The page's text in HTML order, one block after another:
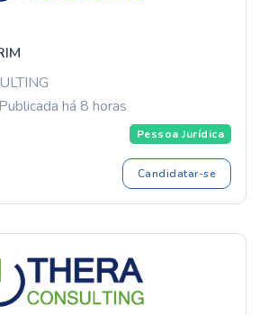
Publicada há 8 horas
Pessoa Jurídica
Candidatar-se